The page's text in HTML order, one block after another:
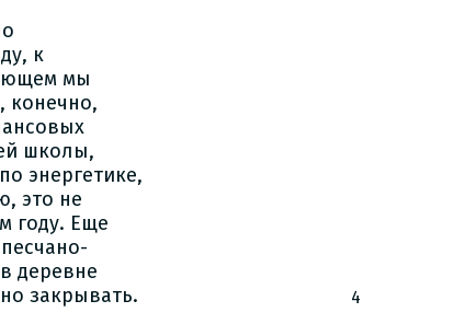
к
мы
конечно,
школы,
энергетике,
это не
году. Еще
деревне
закрывать.
4